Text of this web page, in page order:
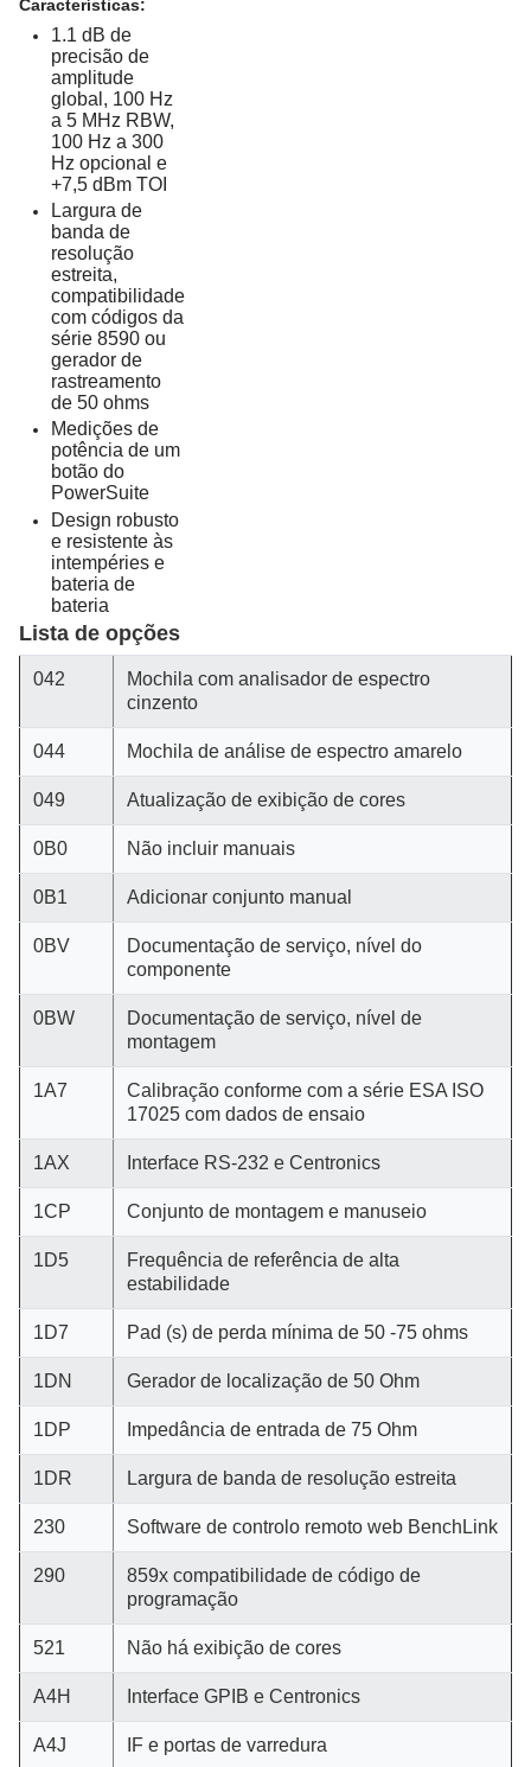
Características:
1.1 dB de
precisão de
amplitude
global, 100 Hz
a 5 MHz RBW,
100 Hz a 300
Hz opcional e
+7,5 dBm TOI
Largura de
banda de
resolução
estreita,
compatibilidade
com códigos da
série 8590 ou
gerador de
rastreamento
de 50 ohms
Medições de
potência de um
botão do
PowerSuite
Design robusto
e resistente às
intempéries e
bateria de
bateria
Lista de opções
042
Mochila com analisador de espectro
cinzento
044 Mochila de análise de espectro amarelo
049 Atualização de exibição de cores
0B0 Não incluir manuais
0B1 Adicionar conjunto manual
0BV
Documentação de serviço, nível do
componente
0BW
Documentação de serviço, nível de
montagem
1A7
Calibração conforme com a série ESA ISO
17025 com dados de ensaio
1AX Interface RS-232 e Centronics
1CP Conjunto de montagem e manuseio
1D5
Frequência de referência de alta
estabilidade
1D7 Pad (s) de perda mínima de 50 -75 ohms
1DN Gerador de localização de 50 Ohm
1DP Impedância de entrada de 75 Ohm
1DR Largura de banda de resolução estreita
230 Software de controlo remoto web BenchLink
290
859x compatibilidade de código de
programação
521 Não há exibição de cores
A4H Interface GPIB e Centronics
A4J IF e portas de varredura